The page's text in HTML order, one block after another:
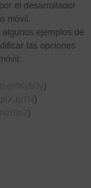
el desarrollador
móvil.
ejemplos de
las opciones
)
)
)